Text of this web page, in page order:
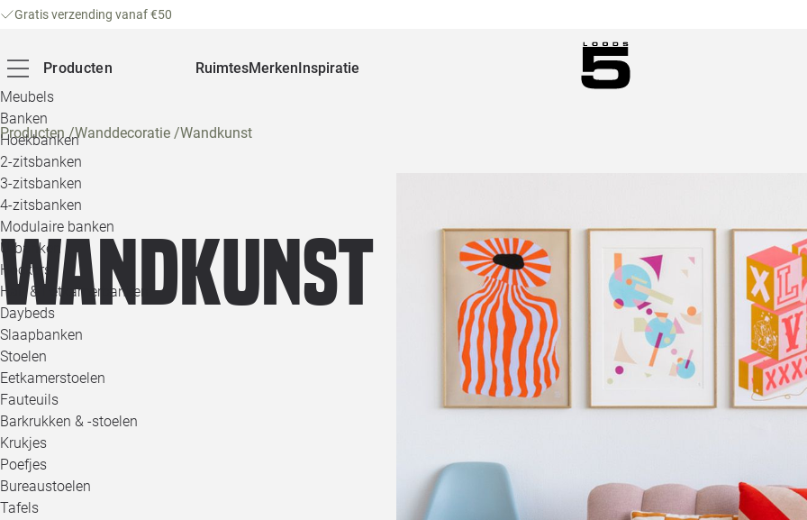
Gratis verzending vanaf €50
Producten
Meubels
Banken
Hoekbanken
2-zitsbanken
3-zitsbanken
4-zitsbanken
Modulaire banken
U-banken
Hockers
Hal- & Eetkamerbanken
Daybeds
Slaapbanken
Stoelen
Eetkamerstoelen
Fauteuils
Barkrukken & -stoelen
Krukjes
Poefjes
Bureaustoelen
Tafels
RuimtesMerkenInspiratie
Producten/Wanddecoratie /Wandkunst
Wandkunst